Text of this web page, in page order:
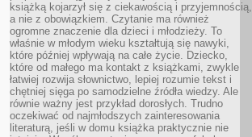
książką kojarzył się z ciekawością i przyjemnością,
a nie z obowiązkiem. Czytanie ma również
ogromne znaczenie dla dzieci i młodzieży. To
właśnie w młodym wieku kształtują się nawyki,
które później wpływają na całe życie. Dziecko,
które od małego ma kontakt z książkami, zwykle
łatwiej rozwija słownictwo, lepiej rozumie tekst i
chętniej sięga po samodzielne źródła wiedzy. Ale
równie ważny jest przykład dorosłych. Trudno
oczekiwać od najmłodszych zainteresowania
literaturą, jeśli w domu książka praktycznie nie